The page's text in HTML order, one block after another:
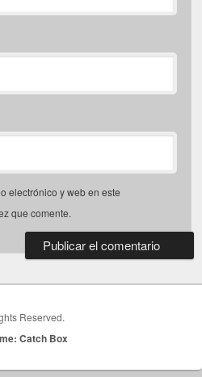
electrónico y web en este
que comente.
Reserved.
Catch Box